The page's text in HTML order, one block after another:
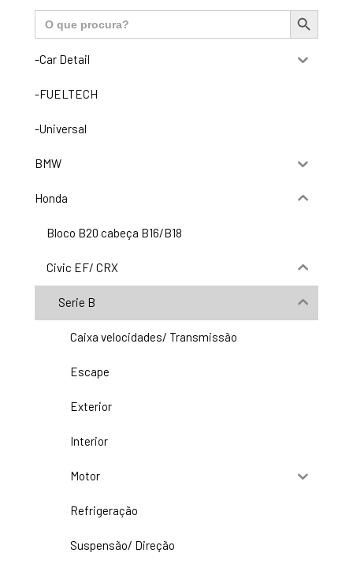
Search
for:
Search Button
-Car Detail
-FUELTECH
-Universal
BMW
Honda
Bloco B20 cabeça B16/B18
Civic EF/ CRX
Serie B
Caixa velocidades/ Transmissão
Escape
Exterior
Interior
Motor
Refrigeração
Suspensão/ Direção